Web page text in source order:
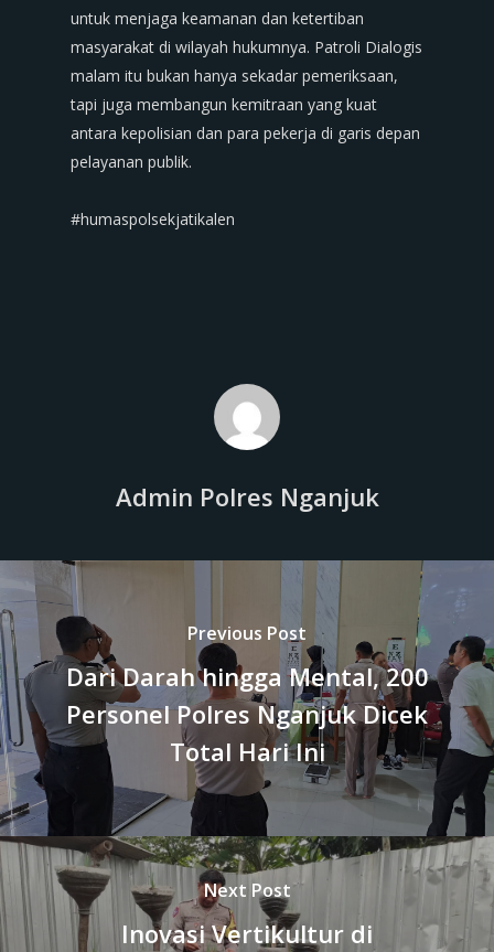
untuk menjaga keamanan dan ketertiban
masyarakat di wilayah hukumnya. Patroli Dialogis
malam itu bukan hanya sekadar pemeriksaan,
tapi juga membangun kemitraan yang kuat
antara kepolisian dan para pekerja di garis depan
pelayanan publik.
‎#humaspolsekjatikalen
Admin Polres Nganjuk
Previous Post
Dari Darah hingga Mental, 200
Personel Polres Nganjuk Dicek
Total Hari Ini
Next Post
Inovasi Vertikultur di